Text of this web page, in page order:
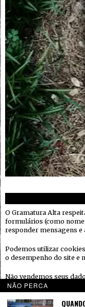
O Gramatura Alta
formulários (como nome
responder mensagens
Podemos utilizar
o desempenho do site e
Não vendemos seus
Quando houver
sociais), eles podem
NÃO PERCA